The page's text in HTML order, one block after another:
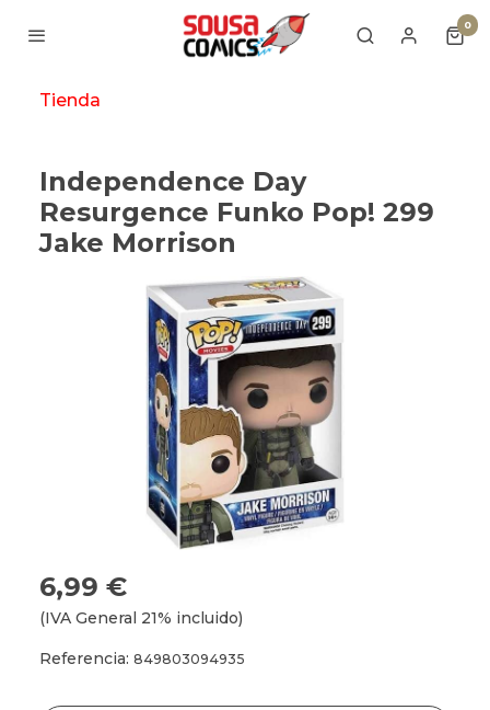
0
Tienda
Independence Day
Resurgence Funko Pop! 299
Jake Morrison
6,99 €
(IVA General 21% incluido)
Referencia: 849803094935